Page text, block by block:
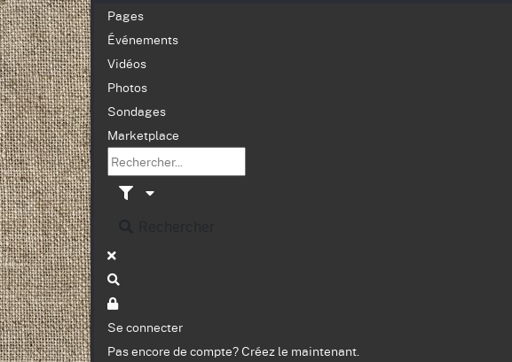
Pages
Événements
Vidéos
Photos
Sondages
Marketplace
Se connecter
Pas encore de compte? Créez le maintenant.